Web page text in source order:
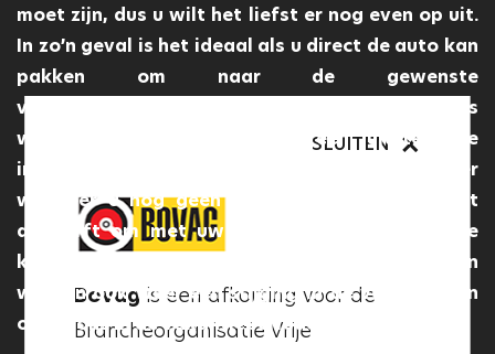
moet zijn, dus u wilt het liefst er nog even op uit.
In zo’n geval is het ideaal als u direct de auto kan
pakken om naar de gewenste
vakantiebestemming te rijden. Een occasion is
wat dat betreft dan ook een uitstekende
investering en ideale vakantieauto, zeker
wanneer u nog geen auto heeft of u het niet
aandurft om met uw huidige auto nog talloze
kilometers te rijden. Door deze motivaties zien
we dan ook weer een stijging in de verkoop van
occasions in de vakantieperiode.
SLUITEN
keurmerk voor professionele,
gecertificeerde autogarages in
SLUITEN
Bovag is een afkorting voor de
Brancheorganisatie Vrije